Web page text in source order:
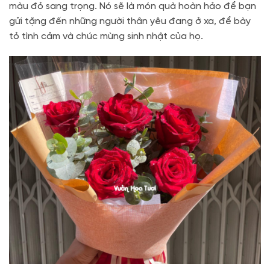
màu đỏ sang trọng. Nó sẽ là món quà hoàn hảo để bạn
gửi tặng đến những người thân yêu đang ở xa, để bày
tỏ tình cảm và chúc mừng sinh nhật của họ.